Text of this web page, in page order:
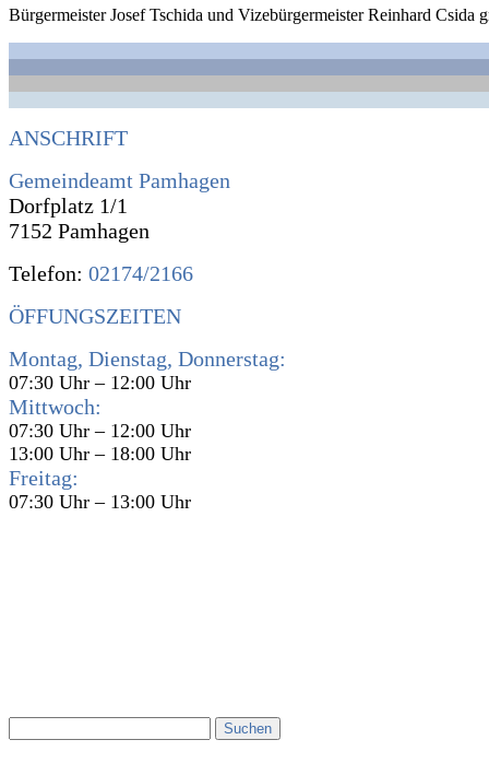
Bürgermeister Josef Tschida und Vizebürgermeister Reinhard
ANSCHRIFT
Gemeindeamt Pamhagen
Dorfplatz 1/1
7152 Pamhagen
Telefon: 02174/2166
ÖFFUNGSZEITEN
Montag, Dienstag, Donnerstag:
07:30 Uhr – 12:00 Uhr
Mittwoch:
07:30 Uhr – 12:00 Uhr
13:00 Uhr – 18:00 Uhr
Freitag:
07:30 Uhr – 13:00 Uhr